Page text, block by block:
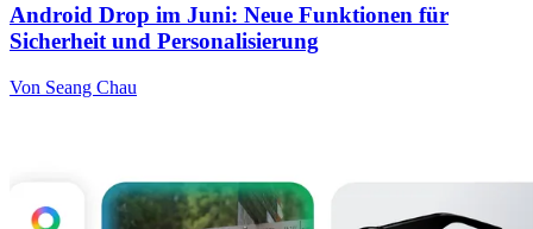
Android Drop im Juni: Neue Funktionen für
Sicherheit und Personalisierung
Von Seang Chau